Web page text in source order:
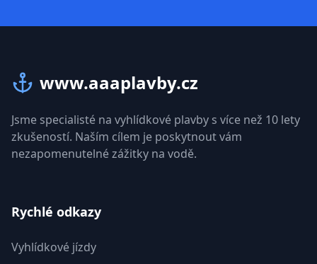
www.aaaplavby.cz
Jsme specialisté na vyhlídkové plavby s více než 10 lety
zkušeností. Naším cílem je poskytnout vám
nezapomenutelné zážitky na vodě.
Rychlé odkazy
Vyhlídkové jízdy